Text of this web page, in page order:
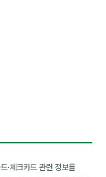
·체크카드 관련 정보를